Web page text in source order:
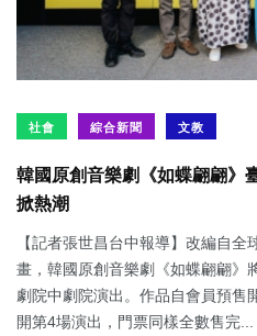
社會 綜合新聞 文教
韓國原創音樂劇《如蝶翩翩
掀熱潮
【記者張世昌台中報導】改編自
畫，韓國原創音樂劇《如蝶翩翩》
劇院中劇院演出。作品自會員預售
開第4場演出，門票同樣全數售完...